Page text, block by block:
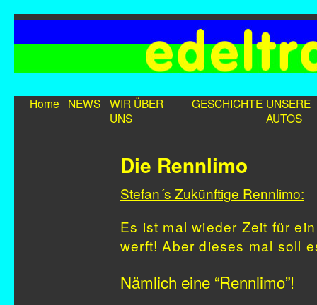
Home NEWS WIR ÜBER
UNS
GESCHICHTE UNSERE
AUTOS
Die Rennlimo
Stefan´s Zukünftige Rennlimo:
Es ist mal wieder Zeit für
werft! Aber dieses mal soll
Nämlich eine “Rennlimo”!